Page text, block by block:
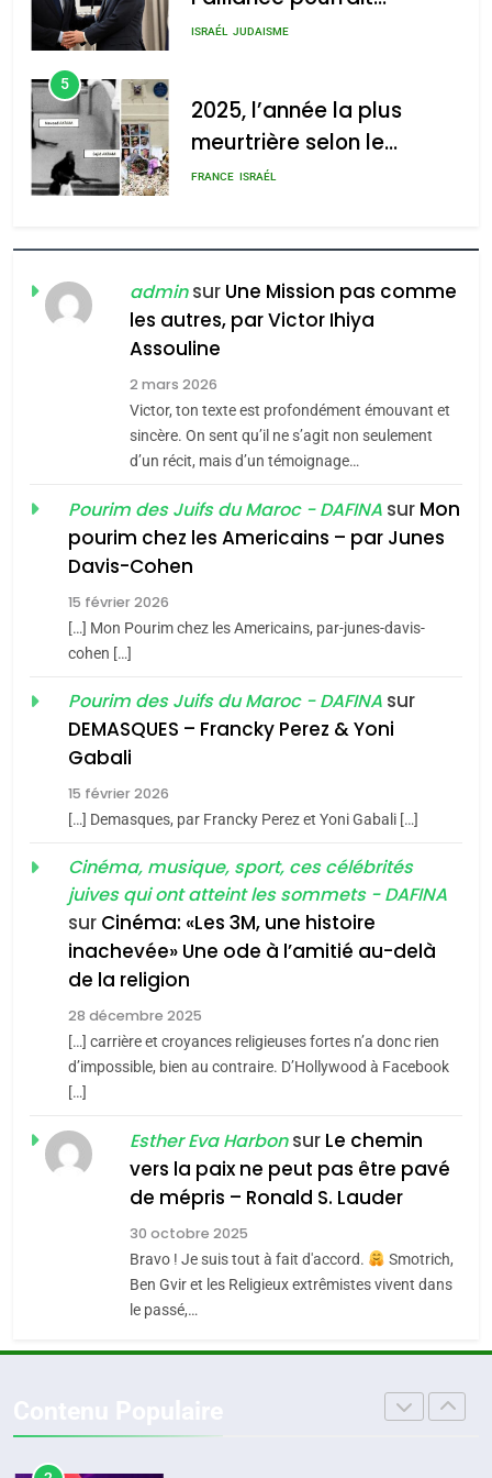
meurtrière selon le rapport
d’ADL contre
l’antisémitisme
admin 0
s’étendre à 13 pays
ISRAÉL
5
2025, l’année la plus
meurtrière selon le
rapport d’ADL contre
ISRAÉL
FIÈRE, DIGNE ET RÉSILIENTE :
POURQUOI JE REVENDIQUE
MA JUDAÏTE par Thérèse
Zrihen-Dvir
ISRAÉL JUDAISME
CE QUI NOUS MANQUE –
Jacques Hadida
JUDAISME
Maroc : Les amandes de
Tafraout, le miel de Tadla
du terroir
1
De Loya Stauber
«Tu dis génocide, je dis
guerre»: La nouvelle
chanson de Boy George
ISRAÉL JUDAISME
SOUVENIRS
l’alliance pourrait
s’étendre à 13 pays
d’Amérique latine
ISRAÉL JUDAISME
2025, l’année la plus
meurtrière selon le
l’antisémitisme
FIÈRE, DIGNE ET RÉSILIENTE :
POURQUOI JE REVENDIQUE
adminsur Une Mission pas comme
les autres, par Victor Ihiya
Assouline
2 mars 2026
Victor, ton texte est profondément émouvant et
sincère. On sent qu’il ne s’agit non seulement
d’un récit, mais d’un témoignage…
Pourim des Juifs du Maroc - DAFINA sur Mon
pourim chez les Americains – par Junes
Davis-Cohen
15 février 2026
[…] Mon Pourim chez les Americains, par-junes-davis-
cohen […]
Pourim des Juifs du Maroc - DAFINA sur
DEMASQUES – Francky Perez & Yoni
Gabali
15 février 2026
[…] Demasques, par Francky Perez et Yoni Gabali […]
Cinéma, musique, sport, ces célébrités
juives qui ont atteint les sommets - DAFINA
sur Cinéma: «Les 3M, une histoire
inachevée» Une ode à l’amitié au-delà
de la religion
28 décembre 2025
[…] carrière et croyances religieuses fortes n’a donc rien
d’impossible, bien au contraire. D’Hollywood à Facebook
[…]
Esther Eva Harbonsur Le chemin
vers la paix ne peut pas être pavé
de mépris – Ronald S. Lauder
30 octobre 2025
Bravo ! Je suis tout à fait d'accord.
Smotrich,
Ben Gvir et les Religieux extrêmistes vivent dans
le passé,…
meurtrière selon le rapport
l’antisémitisme
FIÈRE, DIGNE ET RÉSILIENTE :
POURQUOI JE REVENDIQUE
MA JUDAÏTE par Thérèse
Zrihen-Dvir
ISRAÉL
CE QUI NOUS MANQUE –
JUDAISME
Maroc : Les amandes de
Tafraout, le miel de Tadla
Azilal consacrés produits
du terroir
DAFINA MAROC
Oeil ravageur – Vanessa De